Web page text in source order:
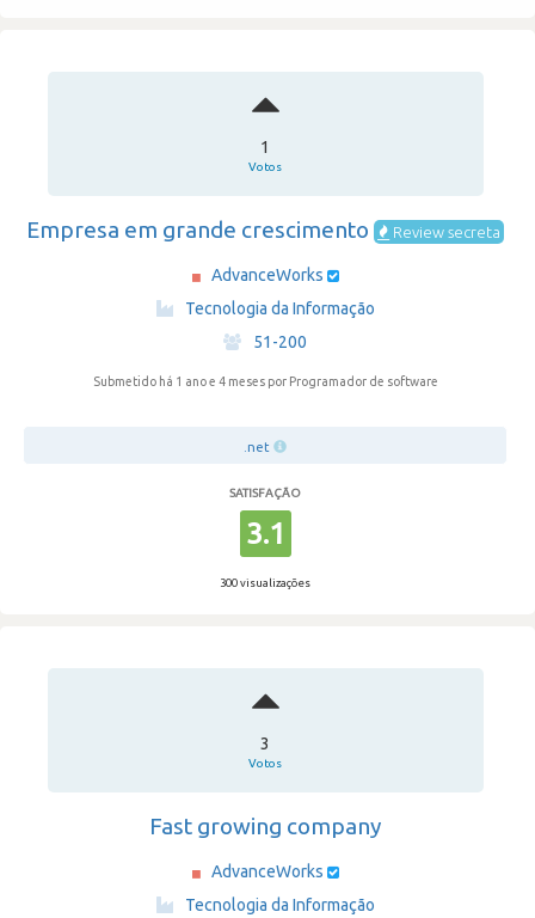
1
Votos
Empresa em grande crescimento Review secreta
AdvanceWorks
Tecnologia da Informação
·
51-200
Submetido há 1 ano e 4 meses por Programador de software
.net
SATISFAÇÃO
3.1
300 visualizações
3
Votos
Fast growing company
AdvanceWorks
Tecnologia da Informação